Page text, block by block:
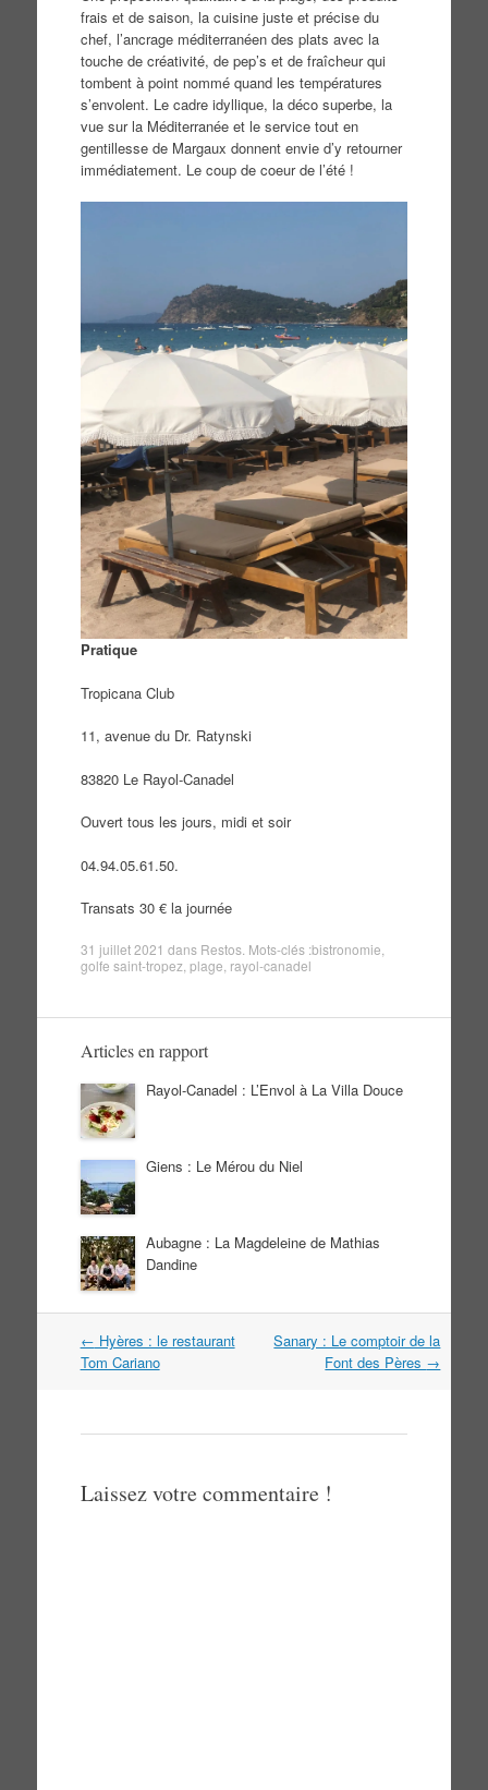
frais et de saison, la cuisine juste et précise du
chef, l’ancrage méditerranéen des plats avec la
touche de créativité, de pep’s et de fraîcheur qui
tombent à point nommé quand les températures
s’envolent. Le cadre idyllique, la déco superbe, la
vue sur la Méditerranée et le service tout en
gentillesse de Margaux donnent envie d’y retourner
immédiatement. Le coup de coeur de l’été !
Pratique
Tropicana Club
11, avenue du Dr. Ratynski
83820 Le Rayol-Canadel
Ouvert tous les jours, midi et soir
04.94.05.61.50.
Transats 30 € la journée
31 juillet 2021 dans Restos. Mots-clés :bistronomie
golfe saint-tropez, plage rayol-canadel
Articles en rapport
Rayol-Canadel : L’Envol à La Villa Douce
Giens : Le Mérou du Niel
Aubagne : La Magdeleine de Mathias
Dandine
Navigation
dans
← Hyères : le restaurant
Tom Cariano
Sanary : Le comptoir de la
Font des Pères →
Laissez votre commentaire !